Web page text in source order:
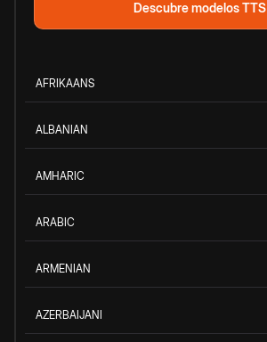
Descubre modelos TTS
AFRIKAANS
ALBANIAN
AMHARIC
ARABIC
ARMENIAN
AZERBAIJANI